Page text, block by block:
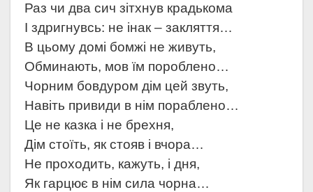
Раз чи два сич зітхнув крадькома
І здригнувсь: не інак – закляття…
В цьому домі бомжі не живуть,
Обминають, мов їм пороблено…
Чорним бовдуром дім цей звуть,
Навіть привиди в нім пораблено…
Це не казка і не брехня,
Дім стоїть, як стояв і вчора…
Не проходить, кажуть, і дня,
Як гарцює в нім сила чорна…